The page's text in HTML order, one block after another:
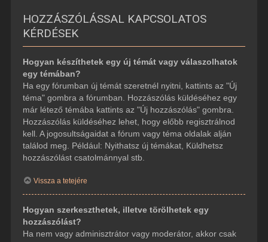
HOZZÁSZÓLÁSSAL KAPCSOLATOS
KÉRDÉSEK
Hogyan készíthetek egy új témát vagy válaszolhatok
egy témában?
Ha egy fórumban új témát szeretnél nyitni, kattints az "Új
téma" gombra a fórumban. Hozzászólás küldéséhez egy
már létező témába kattints az "Új hozzászólás" gombra.
Hozzászólás küldéséhez lehet, hogy előbb regisztrálnod
kell. A jogosultságaidat a fórum vagy téma oldalak alján
találod meg. Például: Nyithatsz új témákat, Küldhetsz
hozzászólást csatolmánnyal stb.
Vissza a tetejére
Hogyan szerkeszthetek, illetve törölhetek egy
hozzászólást?
Ha nem vagy adminisztrátor vagy moderátor, akkor csak